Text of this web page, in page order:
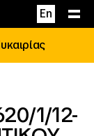
En
1/12-